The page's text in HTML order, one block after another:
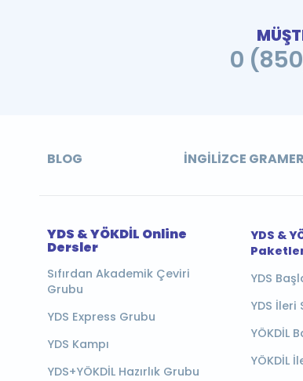
0
BLOG İNGILIZCE GRAMER
YDS & YÖKDİL Online
Dersler
Sıfırdan Akademik Çeviri
Grubu
YDS Express Grubu
YDS Kampı
YDS+YÖKDİL Hazırlık Grubu
YDS &
YDS
YDS İleri
YÖKDİL
YÖKDİL